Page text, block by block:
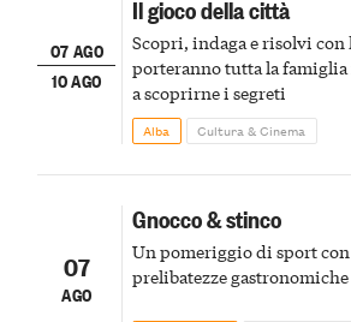
07 AGO
10 AGO
Il gioco della città
Scopri, indaga e risolvi con
porteranno tutta la
a scoprirne i segreti
Alba Cultura & Cinema
07
AGO
Gnocco & stinco
Un pomeriggio di sport con
prelibatezze